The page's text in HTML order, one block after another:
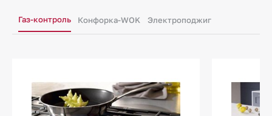
Газ-контроль Конфорка-WOK Электроподжиг